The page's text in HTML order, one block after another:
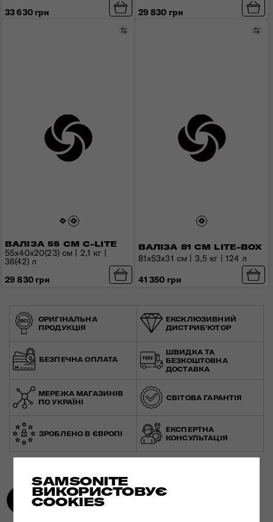
SAMSONITE
ВИКОРИСТОВУЄ
COOKIES
33 630 грн
29 830 грн
ВАЛІЗА 55 СМ C-LITE
Порівняти
55x40x20(23) см | 2,1 кг |
36(42) л
29 830 грн
ВАЛІЗА 81 СМ LITE-BOX
81x53x31 см | 3,5 кг | 124 л
41 350 грн
ОРИГІНАЛЬНА
ПРОДУКЦІЯ
ЕКСКЛЮЗИВНИЙ
ДИСТРИБ'ЮТОР
БЕЗПЕЧНА ОПЛАТА
ШВИДКА ТА
БЕЗКОШТОВНА
ДОСТАВКА
МЕРЕЖА МАГАЗИНІВ
ПО УКРАЇНІ
СВІТОВА ГАРАНТІЯ
ЗРОБЛЕНО В ЄВРОПІ
ЕКСПЕРТНА
КОНСУЛЬТАЦІЯ